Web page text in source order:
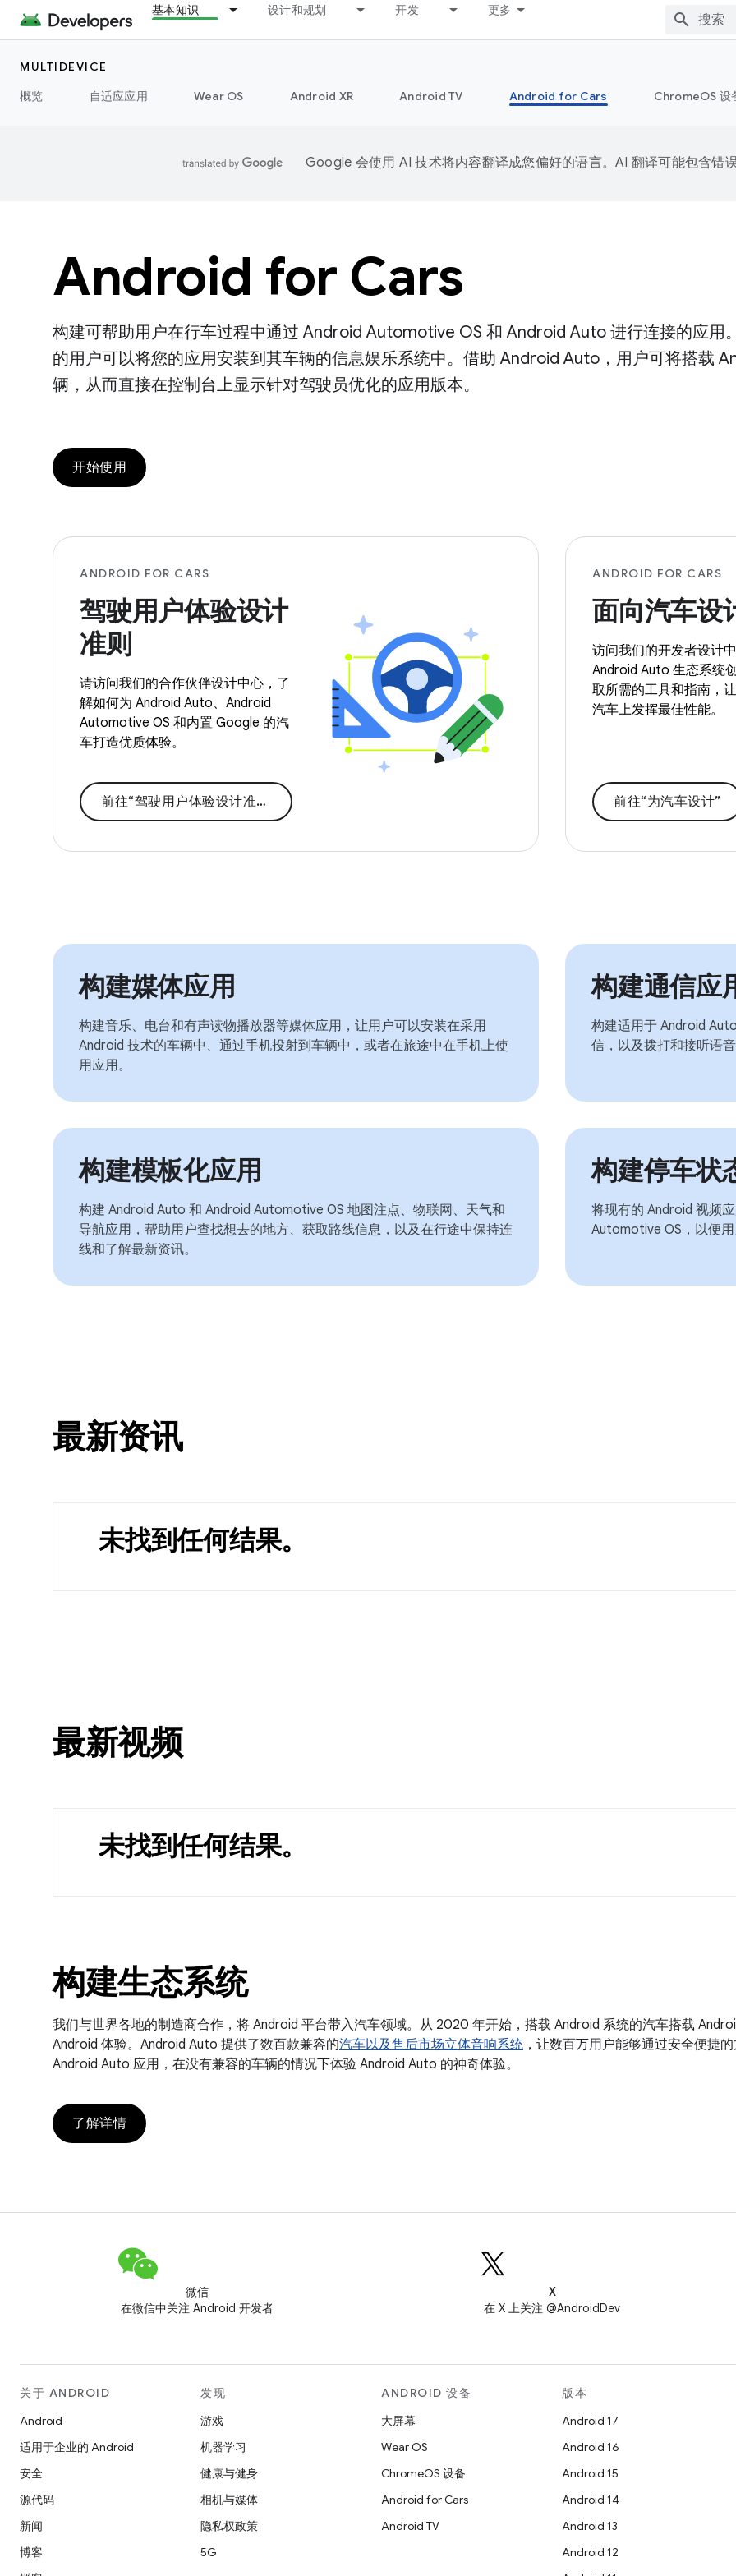
基本知识 设计和规划 开发 更多
MULTIDEVICE
概览
自适应应用 Wear OS Android XR Android TV Android for Cars ChromeOS 设
Google 会使用 AI 技术将内容翻译成您偏好的语言。AI 翻译可能包含错
Android for Cars
构建可帮助用户在行车过程中通过 Android Automotive OS 和 Android Auto 进行连接的应
的用户可以将您的应用安装到其车辆的信息娱乐系统中。借助 Android Auto，用户可将搭载
辆，从而直接在控制台上显示针对驾驶员优化的应用版本。
开始使用
ANDROID FOR CARS
驾驶用户体验设计
准则
请访问我们的合作伙伴设计中心，了
解如何为 Android Auto、Android
Automotive OS 和内置 Google 的汽
车打造优质体验。
前往“驾驶用户体验设计准则”
ANDROID FOR CARS
面向汽车设
访问我们的开发者设计
Android Auto 生态系统
取所需的工具和指南，
汽车上发挥最佳性能。
前往“为汽车设计”
构建媒体应用
构建音乐、电台和有声读物播放器等媒体应用，让用户可以安装在采用
Android 技术的车辆中、通过手机投射到车辆中，或者在旅途中在手机上使
用应用。
构建通信应
构建适用于 Android
信，以及拨打和接听语
构建模板化应用
构建 Android Auto 和 Android Automotive OS 地图注点、物联网、天气和
导航应用，帮助用户查找想去的地方、获取路线信息，以及在行途中保持连
线和了解最新资讯。
构建停车状
将现有的 Android 视频
Automotive OS，以便
最新资讯
未找到任何结果。
最新视频
未找到任何结果。
构建生态系统
我们与世界各地的制造商合作，将 Android 平台带入汽车领域。从 2020 年开始，搭载 Android 系统的汽车搭载
Android 体验。Android Auto 提供了数百款兼容的汽车以及售后市场立体音响系统 ，让数百万用户能够通过安全便捷
Android Auto 应用，在没有兼容的车辆的情况下体验 Android Auto 的神奇体验。
了解详情
微信
在微信中关注 Android 开发者
X
在 X 上关注 @AndroidDev
关于 ANDROID
Android
适用于企业的 Android
安全
源代码
新闻
博客
发现
游戏
机器学习
健康与健身
相机与媒体
隐私权政策
5G
ANDROID 设备
大屏幕
Wear OS
ChromeOS 设备
Android for Cars
Android TV
版本
Android 17
Android 16
Android 15
Android 14
Android 13
Android 12